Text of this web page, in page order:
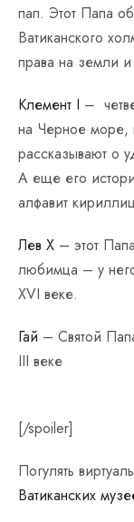
пап. Этот Папа
Ватиканского
права на земли
Клемент I –
на Черное море,
рассказывают о
А еще его
алфавит
Лев X – этот
любимца – у
XVI веке.
Гай – Святой
III веке
[/spoiler]
Погулять
Ватиканских